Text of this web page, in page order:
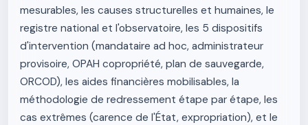
mesurables, les causes structurelles et humaines, le
registre national et l'observatoire, les 5 dispositifs
d'intervention (mandataire ad hoc, administrateur
provisoire, OPAH copropriété, plan de sauvegarde,
ORCOD), les aides financières mobilisables, la
méthodologie de redressement étape par étape, les
cas extrêmes (carence de l'État, expropriation), et le